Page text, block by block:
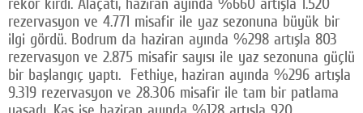
rezervasyon ve 4.771 misafir ile yaz sezonuna büyük bir
ilgi gördü. Bodrum da haziran ayında %298 artışla 803
rezervasyon ve 2.875 misafir sayısı ile yaz sezonuna güçlü
bir başlangıç yaptı. Fethiye, haziran ayında %296 artışla
9.319 rezervasyon ve 28.306 misafir ile tam bir patlama